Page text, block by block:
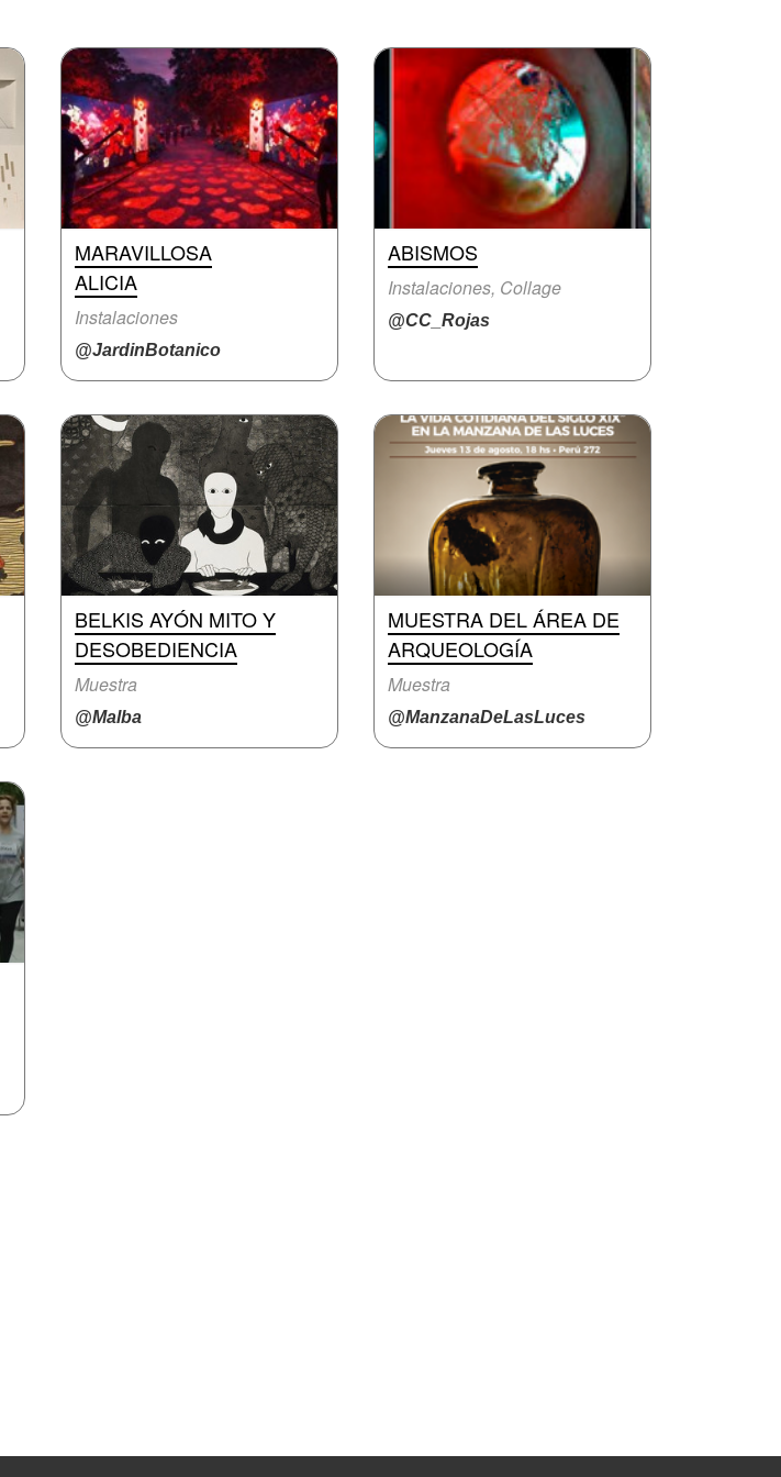
MARAVILLOSA
ALICIA
Instalaciones
@JardinBotanico
ABISMOS
Instalaciones, Collage
@CC_Rojas
BELKIS AYÓN MITO Y
DESOBEDIENCIA
Muestra
@Malba
MUESTRA DEL ÁREA DE
ARQUEOLOGÍA
Muestra
@ManzanaDeLasLuces